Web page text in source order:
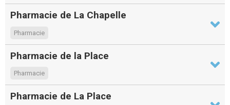
Pharmacie de La Chapelle
Pharmacie
Pharmacie de la Place
Pharmacie
Pharmacie de La Place